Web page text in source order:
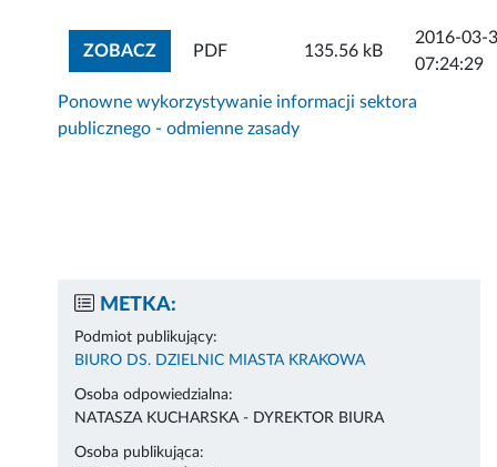
ZOBACZZOBACZ ZAŁĄCZNIK
PDF 135.56 kB
2016-03-
07:24:29
Ponowne wykorzystywanie informacji sektora
publicznego - odmienne zasady
METKA:
Podmiot publikujący:
BIURO DS. DZIELNIC MIASTA KRAKOWA
Osoba odpowiedzialna:
NATASZA KUCHARSKA - DYREKTOR BIURA
Osoba publikująca: